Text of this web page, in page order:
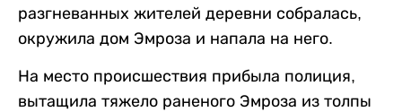
разгневанных жителей деревни собралась,
окружила дом Эмроза и напала на него.
На место происшествия прибыла полиция,
вытащила тяжело раненого Эмроза из толпы